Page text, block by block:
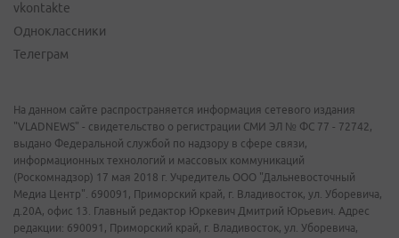
vkontakte
Одноклассники
Телеграм
На данном сайте распространяется информация сетевого издания
"VLADNEWS" - свидетельство о регистрации СМИ ЭЛ № ФС 77 - 72742,
выдано Федеральной службой по надзору в сфере связи,
информационных технологий и массовых коммуникаций
(Роскомнадзор) 17 мая 2018 г. Учредитель ООО "Дальневосточный
Медиа Центр". 690091, Приморский край, г. Владивосток, ул. Уборевича,
д.20А, офис 13. Главный редактор Юркевич Дмитрий Юрьевич. Адрес
редакции: 690091, Приморский край, г. Владивосток, ул. Уборевича,